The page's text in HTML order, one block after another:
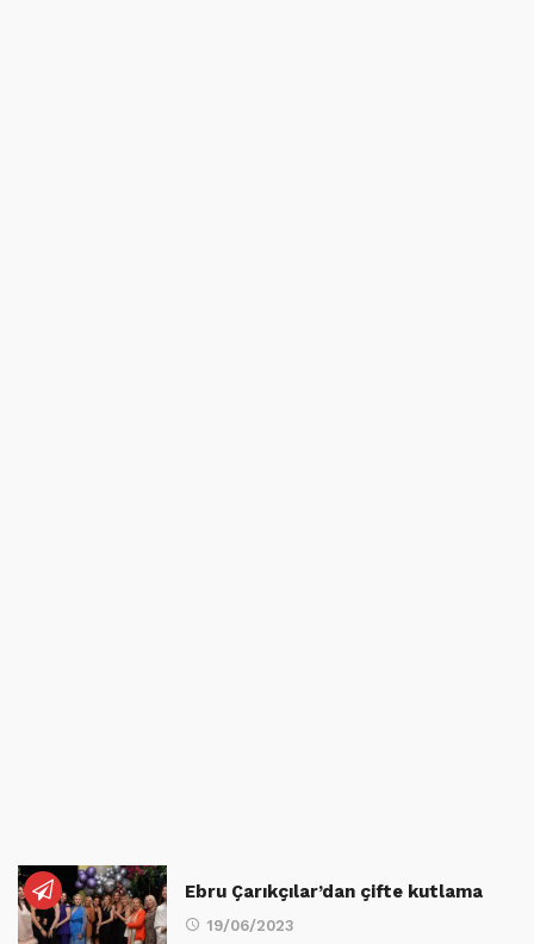
Ebru Çarıkçılar’dan çifte kutlama
19/06/2023